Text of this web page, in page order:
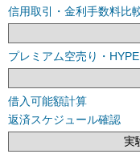
信用取引・金利手数料比
プレミアム空売り・
借入可能額計算
返済スケジュール確認
実